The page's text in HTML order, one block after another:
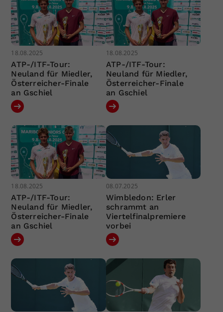
18.08.2025
ATP-/ITF-Tour:
Neuland für Miedler,
Österreicher-Finale
an Gschiel
18.08.2025
ATP-/ITF-Tour:
Neuland für Miedler,
Österreicher-Finale
an Gschiel
18.08.2025
ATP-/ITF-Tour:
Neuland für Miedler,
Österreicher-Finale
an Gschiel
08.07.2025
Wimbledon: Erler
schrammt an
Viertelfinalpremiere
vorbei